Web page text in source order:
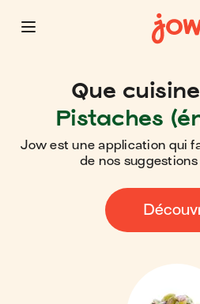
Que
Pistaches
Jow est une application qui
de nos